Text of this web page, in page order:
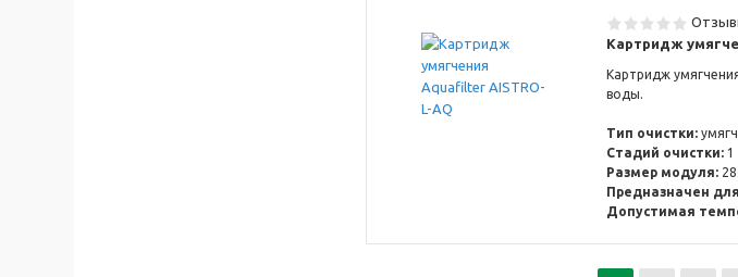
Картридж
Картридж
воды.
Тип очистки:
Стадий очистки: 1
Размер модуля:
Предназначен
Допустимая